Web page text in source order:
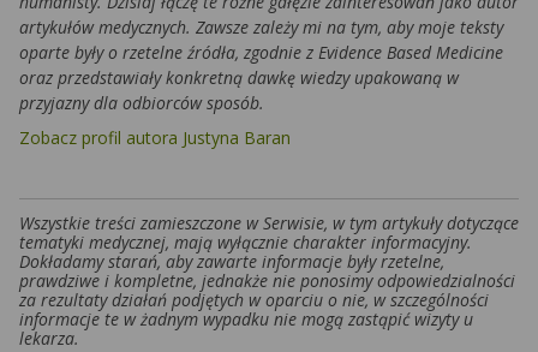
artykułów medycznych. Zawsze zależy mi na tym, aby moje teksty
oparte były o rzetelne źródła, zgodnie z Evidence Based Medicine
oraz przedstawiały konkretną dawkę wiedzy upakowaną w
przyjazny dla odbiorców sposób.
Zobacz profil autora Justyna Baran
Wszystkie treści zamieszczone w Serwisie, w tym artykuły dotyczące
tematyki medycznej, mają wyłącznie charakter informacyjny.
Dokładamy starań, aby zawarte informacje były rzetelne,
prawdziwe i kompletne, jednakże nie ponosimy odpowiedzialności
za rezultaty działań podjętych w oparciu o nie, w szczególności
informacje te w żadnym wypadku nie mogą zastąpić wizyty u
lekarza.